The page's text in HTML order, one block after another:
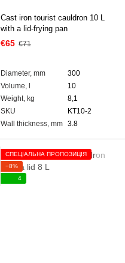
Cast iron tourist cauldron 10 L
with a lid-frying pan
€65 €71
Diameter, mm
300
Volume, l
10
Weight, kg
8,1
SKU
KT10-2
Wall thickness, mm 3.8
СПЕЦІАЛЬНА ПРОПОЗИЦІЯ
−8%
4